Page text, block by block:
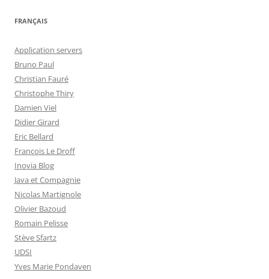
FRANÇAIS
Application servers
Bruno Paul
Christian Fauré
Christophe Thiry
Damien Viel
Didier Girard
Eric Bellard
François Le Droff
Inovia Blog
Java et Compagnie
Nicolas Martignole
Olivier Bazoud
Romain Pelisse
Stève Sfartz
UDSI
Yves Marie Pondaven